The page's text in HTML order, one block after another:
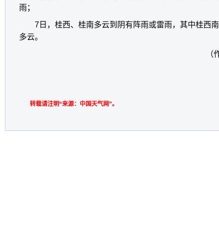
雨；
7日，桂西、桂南多云到阴有阵雨或雷雨，其中桂西
多云。
（
转载请注明“来源：中国天气网”。